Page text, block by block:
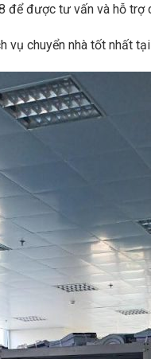
được tư vấn và hỗ trợ
vụ chuyển nhà tốt nhất